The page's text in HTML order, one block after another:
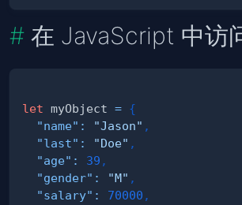
在 JavaScript 中访
let myObject = {
"name" : "Jason" ,
"last" : "Doe" ,
"age" : 39 ,
"gender" : "M" ,
"salary" : 70000 ,